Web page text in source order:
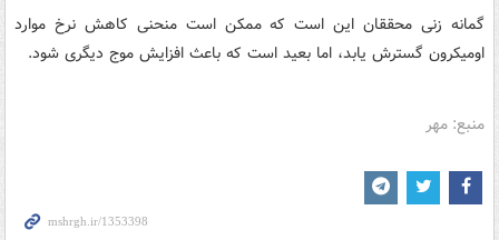
گمانه زنی محققان این است که ممکن است منحنی کاهش نرخ موارد
اومیکرون گسترش یابد، اما بعید است که باعث افزایش موج دیگری شود.
منبع: مهر